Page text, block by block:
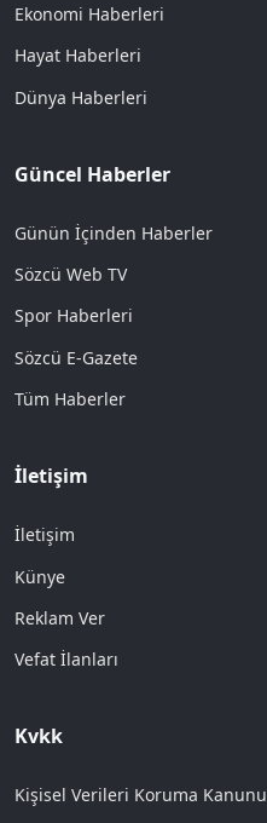
Ekonomi Haberleri
Hayat Haberleri
Dünya Haberleri
Güncel Haberler
Günün İçinden Haberler
Sözcü Web TV
Spor Haberleri
Sözcü E-Gazete
Tüm Haberler
İletişim
İletişim
Künye
Reklam Ver
Vefat İlanları
Kvkk
Kişisel Verileri Koruma Kanunu